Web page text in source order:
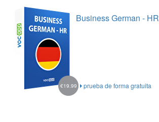
Business German - HR
prueba de forma gratuita
€19.99